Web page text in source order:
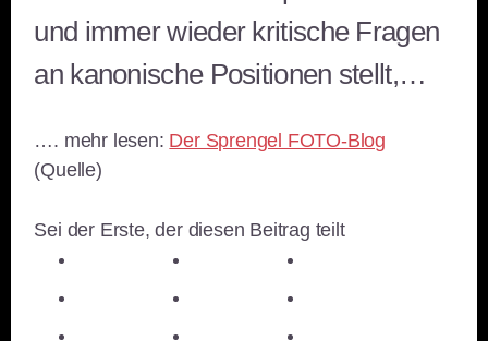
und immer wieder kritische Fragen
an kanonische Positionen stellt,…
…. mehr lesen: Der Sprengel FOTO-Blog
(Quelle)
Sei der Erste, der diesen Beitrag teilt